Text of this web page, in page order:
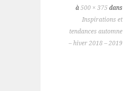
à 500 × 375 dans
Inspirations et
tendances automne
– hiver 2018 – 2019